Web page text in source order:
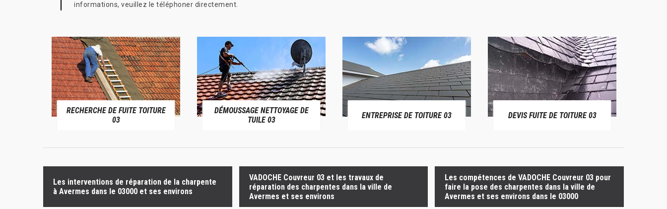
informations, veuillez le téléphoner directement.
RECHERCHE DE FUITE TOITURE
03
DÉMOUSSAGE NETTOYAGE DE
TUILE 03
ENTREPRISE DE TOITURE 03 DEVIS FUITE DE TOITURE 03
Les interventions de réparation de la charpente
à Avermes dans le 03000 et ses environs
VADOCHE Couvreur 03 et les travaux de
réparation des charpentes dans la ville de
Avermes et ses environs
Les compétences de VADOCHE Couvreur 03 pour
faire la pose des charpentes dans la ville de
Avermes et ses environs dans le 03000